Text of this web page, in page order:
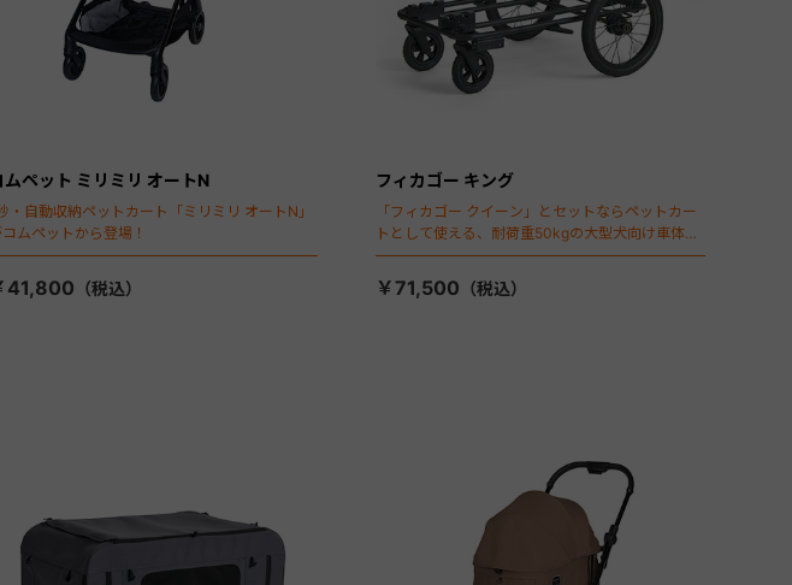
ムペット ミリミリ オートN
・自動収納ペットカート「ミリミリ オートN」
コムペットから登場！
41,800
フィカゴー キング
「フィカゴー クイーン」とセットならペットカー
トとして使える、耐荷重50kgの大型犬向け車体登
場！
￥71,500